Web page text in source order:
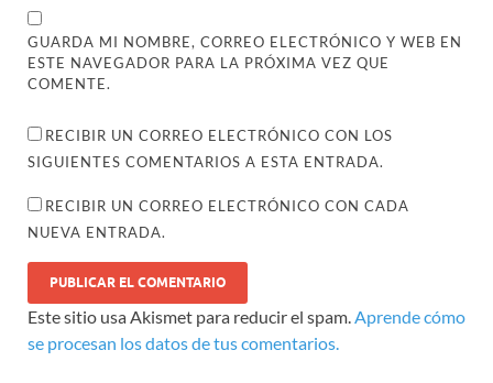
GUARDA MI NOMBRE, CORREO ELECTRÓNICO Y WEB EN
ESTE NAVEGADOR PARA LA PRÓXIMA VEZ QUE
COMENTE.
RECIBIR UN CORREO ELECTRÓNICO CON LOS
SIGUIENTES COMENTARIOS A ESTA ENTRADA.
RECIBIR UN CORREO ELECTRÓNICO CON CADA
NUEVA ENTRADA.
Este sitio usa Akismet para reducir el spam.Aprende cómo
se procesan los datos de tus comentarios.